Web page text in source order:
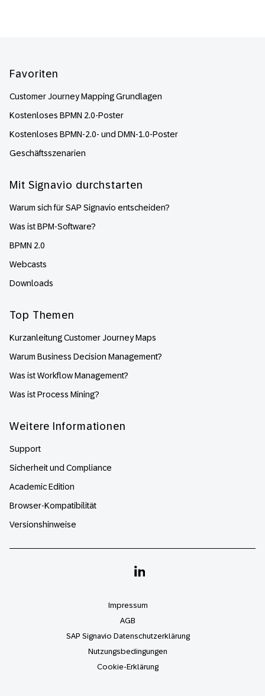
Favoriten
Customer Journey Mapping Grundlagen
Kostenloses BPMN 2.0-Poster
Kostenloses BPMN-2.0- und DMN-1.0-Poster
Geschäftsszenarien
Mit Signavio durchstarten
Warum sich für SAP Signavio entscheiden?
Was ist BPM-Software?
BPMN 2.0
Webcasts
Downloads
Top Themen
Kurzanleitung Customer Journey Maps
Warum Business Decision Management?
Was ist Workflow Management?
Was ist Process Mining?
Weitere Informationen
Support
Sicherheit und Compliance
Academic Edition
Browser-Kompatibilität
Versionshinweise
Linkedin
Impressum
AGB
SAP Signavio Datenschutzerklärung
Nutzungsbedingungen
Cookie-Erklärung